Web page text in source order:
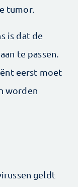
tumor.
is dat de
te passen.
eerst moet
worden
geldt